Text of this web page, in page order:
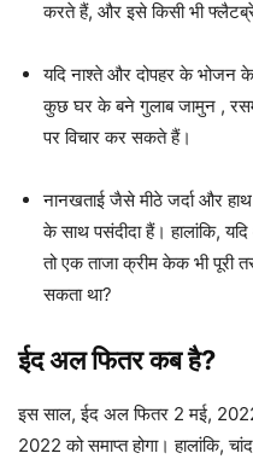
करते हैं, और इसे किसी भी
यदि नाश्ते और दोपहर के भोजन
कुछ घर के बने गुलाब जामुन ,
पर विचार कर सकते हैं।
नानखताई जैसे मीठे जर्दा और
के साथ पसंदीदा हैं। हालांकि,
तो एक ताजा क्रीम केक भी पूरी
सकता था?
ईद अल फितर कब है?
इस साल, ईद अल फितर 2 मई,
2022 को समाप्त होगा। हालांकि,